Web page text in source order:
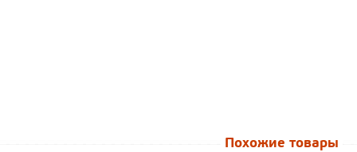
Похожие товары